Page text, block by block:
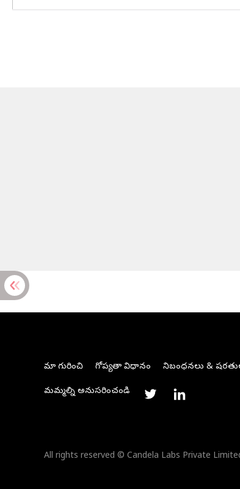
మా గురించి గోప్యతా విధానం నిబంధనలు &
మమ్మల్ని అనుసరించండి
All rights reserved © Candela Labs Private